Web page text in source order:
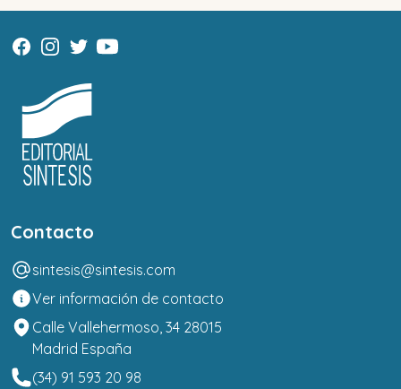
Contacto
sintesis@sintesis.com
Ver información de contacto
Calle Vallehermoso, 34 28015
Madrid España
(34) 91 593 20 98